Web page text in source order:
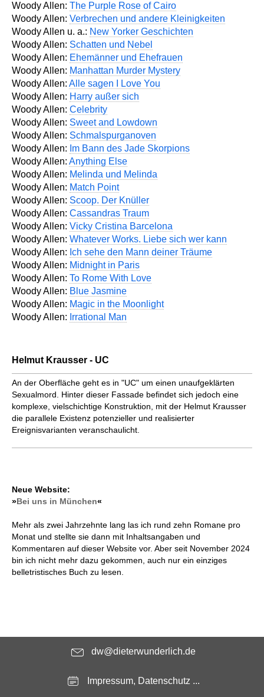
Woody Allen: The Purple Rose of Cairo
Woody Allen: Verbrechen und andere Kleinigkeiten
Woody Allen u. a.: New Yorker Geschichten
Woody Allen: Schatten und Nebel
Woody Allen: Ehemänner und Ehefrauen
Woody Allen: Manhattan Murder Mystery
Woody Allen: Alle sagen I Love You
Woody Allen: Harry außer sich
Woody Allen: Celebrity
Woody Allen: Sweet and Lowdown
Woody Allen: Schmalspurganoven
Woody Allen: Im Bann des Jade Skorpions
Woody Allen: Anything Else
Woody Allen: Melinda und Melinda
Woody Allen: Match Point
Woody Allen: Scoop. Der Knüller
Woody Allen: Cassandras Traum
Woody Allen: Vicky Cristina Barcelona
Woody Allen: Whatever Works. Liebe sich wer kann
Woody Allen: Ich sehe den Mann deiner Träume
Woody Allen: Midnight in Paris
Woody Allen: To Rome With Love
Woody Allen: Blue Jasmine
Woody Allen: Magic in the Moonlight
Woody Allen: Irrational Man
Helmut Krausser - UC
An der Oberfläche geht es in "UC" um einen unaufgeklärten
Sexualmord. Hinter dieser Fassade befindet sich jedoch eine
komplexe, vielschichtige Konstruktion, mit der Helmut Krausser
die parallele Existenz potenzieller und realisierter
Ereignisvarianten veranschaulicht.
Neue Website:
»Bei uns in München«
Mehr als zwei Jahrzehnte lang las ich rund zehn Romane pro
Monat und stellte sie dann mit Inhaltsangaben und
Kommentaren auf dieser Website vor. Aber seit November 2024
bin ich nicht mehr dazu gekommen, auch nur ein einziges
belletristisches Buch zu lesen.
dw@dieterwunderlich.de
Impressum, Datenschutz ...